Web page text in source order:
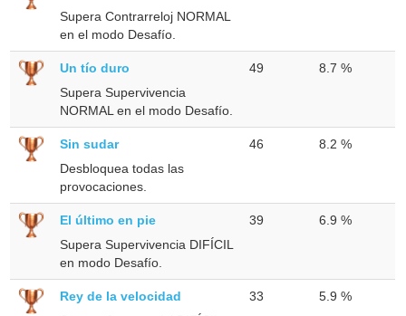
Supera Contrarreloj NORMAL
en el modo Desafío.
Un tío duro
Supera Supervivencia
NORMAL en el modo Desafío.
49 8.7 %
Sin sudar
Desbloquea todas las
provocaciones.
46 8.2 %
El último en pie
Supera Supervivencia DIFÍCIL
en modo Desafío.
39 6.9 %
Rey de la velocidad
33 5.9 %